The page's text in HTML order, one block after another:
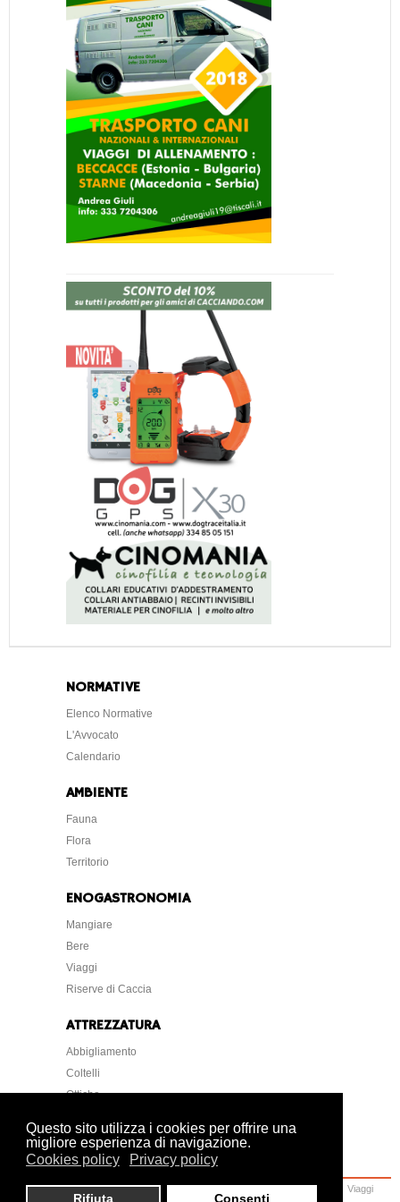
Questo sito utilizza i cookies per offrire una
migliore esperienza di navigazione.
Cookies policy
Privacy policy
Rifiuta Consenti
NORMATIVE
Elenco Normative
L'Avvocato
Calendario
AMBIENTE
Fauna
Flora
Territorio
ENOGASTRONOMIA
Mangiare
Bere
Viaggi
Riserve di Caccia
ATTREZZATURA
Abbigliamento
Coltelli
Ottiche
Home Caccia Armi Attrezzatura Cani Normative Lettere Foto Arte Viaggi